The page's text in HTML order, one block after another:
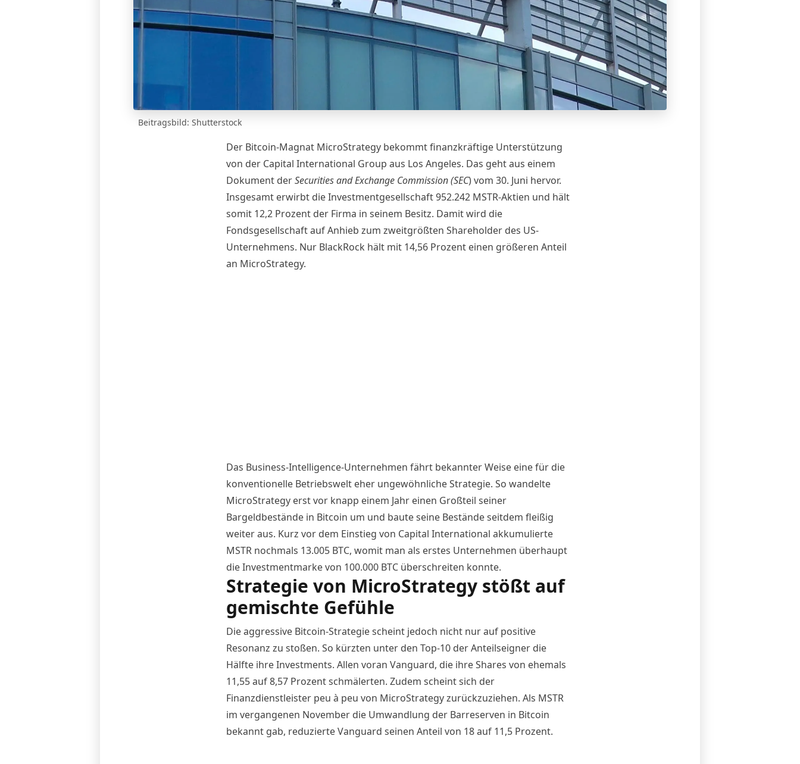
Beitragsbild: Shutterstock
Der Bitcoin-Magnat MicroStrategy bekommt finanzkräftige Unterstützung
von der Capital International Group aus Los Angeles. Das geht aus einem
DokumentderSecurities and Exchange Commission (SEC) vom 30. Juni hervor.
Insgesamt erwirbt die Investmentgesellschaft 952.242 MSTR-Aktien und hält
somit 12,2 Prozent der Firma in seinem Besitz. Damit wird die
Fondsgesellschaft auf Anhieb zum zweitgrößten Shareholder des US-
Unternehmens. Nur BlackRock hält mit 14,56 Prozent einen größeren Anteil
an MicroStrategy.
Das Business-Intelligence-Unternehmen fährt bekannter Weise eine für die
konventionelle Betriebswelt eher ungewöhnliche Strategie. So wandelte
MicroStrategy erst vor knapp einem Jahr einen Großteil seiner
Bargeldbestände in Bitcoin um und baute seine Bestände seitdem fleißig
weiter aus. Kurz vor dem Einstieg von Capital International akkumulierte
MSTR nochmals 13.005 BTC, womit man als erstes Unternehmen überhaupt
die Investmentmarke von 100.000 BTC überschreiten konnte.
Strategie von MicroStrategy stößt auf
gemischte Gefühle
Die aggressive Bitcoin-Strategie scheint jedoch nicht nur auf positive
Resonanz zu stoßen. So kürzten unter den Top-10 der Anteilseigner die
Hälfte ihre Investments. Allen voran Vanguard, die ihre Shares von ehemals
11,55 auf 8,57 Prozent schmälerten. Zudem scheint sich der
Finanzdienstleister peu à peu von MicroStrategy zurückzuziehen. Als MSTR
im vergangenen November die Umwandlung der Barreserven in Bitcoin
bekannt gab, reduzierteVanguard seinen Anteil von 18 auf 11,5 Prozent.